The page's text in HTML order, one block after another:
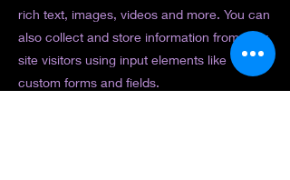
rich text, images, videos and more. You can
also collect and store information from your
site visitors using input elements like
custom forms and fields.